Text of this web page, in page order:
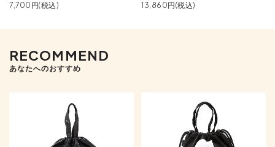
7,700円(税込)
13,860円(税込)
RECOMMEND
あなたへのおすすめ